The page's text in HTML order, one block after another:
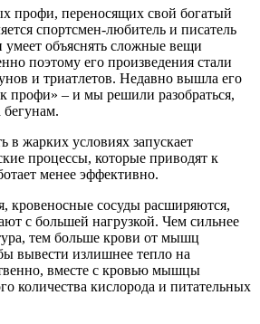
профи, переносящих свой богатый
спортсмен-любитель и писатель
объяснять сложные вещи
поэтому его произведения стали
и триатлетов. Недавно вышла его
профи» – и мы решили разобраться,
бегунам.
в жарких условиях запускает
процессы, которые приводят к
менее эффективно.
кровеносные сосуды расширяются,
с большей нагрузкой. Чем сильнее
тем больше крови от мышц
вывести излишнее тепло на
вместе с кровью мышцы
количества кислорода и питательных